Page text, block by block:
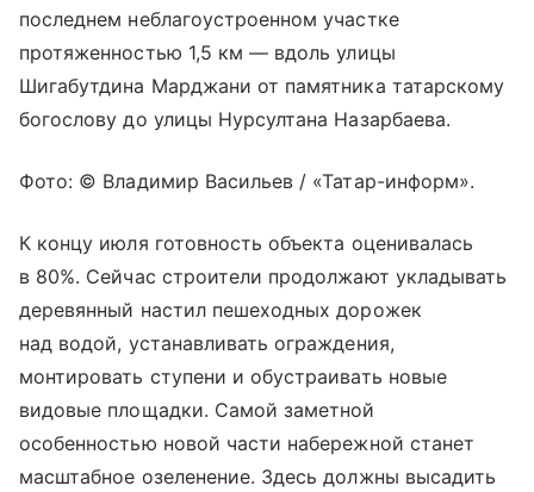
последнем неблагоустроенном участке
протяженностью 1,5 км — вдоль улицы
Шигабутдина Марджани от памятника татарскому
богослову до улицы Нурсултана Назарбаева.
Фото: © Владимир Васильев / «Татар-информ».
К концу июля готовность объекта оценивалась
в 80%. Сейчас строители продолжают укладывать
деревянный настил пешеходных дорожек
над водой, устанавливать ограждения,
монтировать ступени и обустраивать новые
видовые площадки. Самой заметной
особенностью новой части набережной станет
масштабное озеленение. Здесь должны высадить